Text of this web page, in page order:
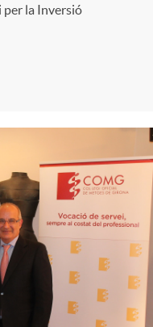
per la Inversió